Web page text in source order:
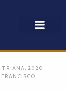
TRIANA. 2020.